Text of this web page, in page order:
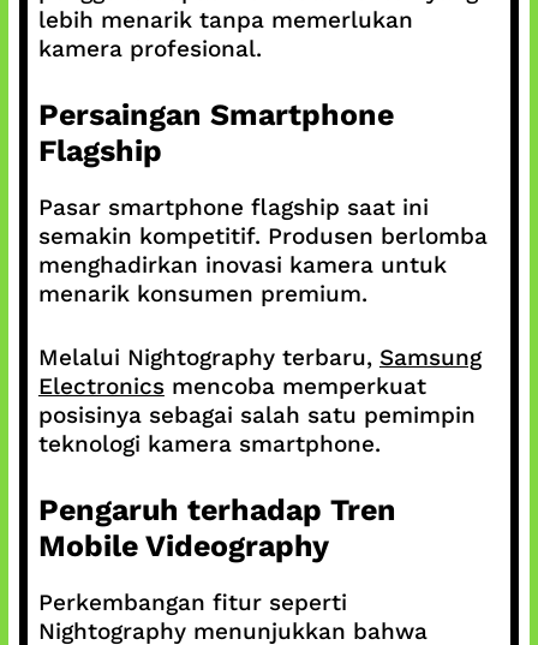
lebih menarik tanpa memerlukan
kamera profesional.
Persaingan Smartphone
Flagship
Pasar smartphone flagship saat ini
semakin kompetitif. Produsen berlomba
menghadirkan inovasi kamera untuk
menarik konsumen premium.
Melalui Nightography terbaru, Samsung
Electronicsmencoba memperkuat
posisinya sebagai salah satu pemimpin
teknologi kamera smartphone.
Pengaruh terhadap Tren
Mobile Videography
Perkembangan fitur seperti
Nightography menunjukkan bahwa